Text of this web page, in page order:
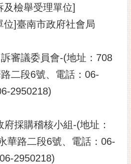
及檢舉受理單位]
位]臺南市政府社會局
審議委員會-(地址：708
二段6號、電話：06-
2950218)
採購稽核小組-(地址：
華路二段6號、電話：06-
2950218)